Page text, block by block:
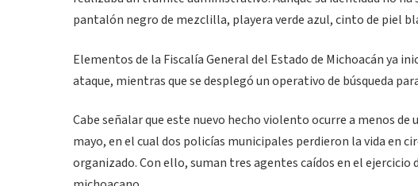
pantalón negro de mezclilla, playera verde azul, cinto de piel
Elementos de la Fiscalía General del Estado de Michoacán ya
ataque, mientras que se desplegó un operativo de búsqueda
Cabe señalar que este nuevo hecho violento ocurre a menos
mayo, en el cual dos policías municipales perdieron la vida en
organizado. Con ello, suman tres agentes caídos en el ejercicio